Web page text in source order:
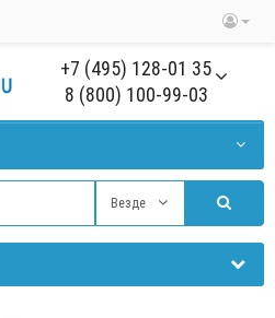
+7 (495) 128-01 35
8 (800) 100-99-03
Везде